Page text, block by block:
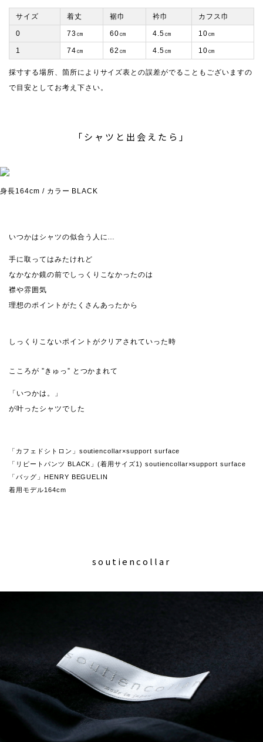
サイズ 着丈 裾巾 衿巾 カフス巾
0 73㎝ 60㎝ 4.5㎝ 10㎝
1 74㎝ 62㎝ 4.5㎝ 10㎝
採寸する場所、箇所によりサイズ表との誤差がでることもございますの
で目安としてお考え下さい。
「シャツと出会えたら」
身長164cm / カラー BLACK
いつかはシャツの似合う人に…
手に取ってはみたけれど
なかなか鏡の前でしっくりこなかったのは
襟や雰囲気
理想のポイントがたくさんあったから
しっくりこないポイントがクリアされていった時
こころが ”きゅっ” とつかまれて
「いつかは。」
が叶ったシャツでした
「カフェドシトロン」soutiencollar×support surface
「リピートパンツ BLACK」(着用サイズ1) soutiencollar×support surface
「バッグ」HENRY BEGUELIN
着用モデル164cm
soutiencollar